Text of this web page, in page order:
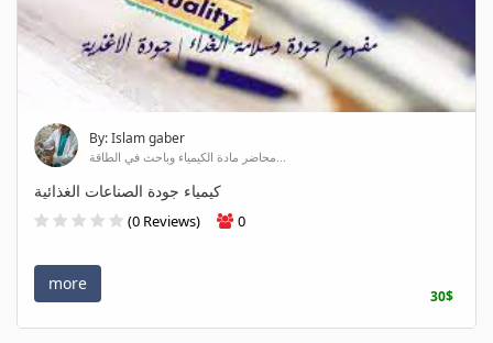
By: Islam gaber
محاضر مادة الكيمياء وباحث في الطاقة...
كيمياء جودة الصناعات الغذائية
(0 Reviews) 0
more
30$